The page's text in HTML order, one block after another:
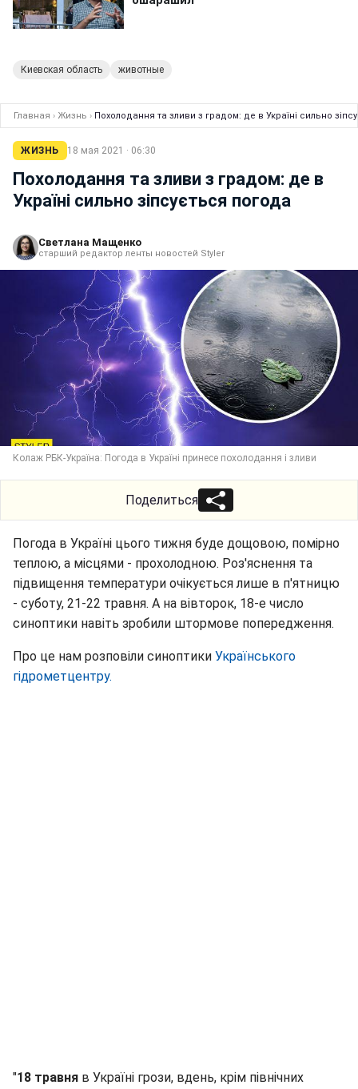
Киевская область животные
Главная › Жизнь › Похолодання та зливи з градом: де в Україні сильно
ЖИЗНЬ 18 мая 2021 · 06:30
Похолодання та зливи з градом: де в
Україні сильно зіпсується погода
Светлана Мащенко
старший редактор ленты новостей Styler
Колаж РБК-Україна: Погода в Україні принесе похолодання і зливи
Поделиться
Погода в Україні цього тижня буде дощовою, помірно
теплою, а місцями - прохолодною. Роз'яснення та
підвищення температури очікується лише в п'ятницю
- суботу, 21-22 травня. А на вівторок, 18-е число
синоптики навіть зробили штормове попередження.
Про це нам розповіли синоптики Українського
гідрометцентру.
"18 травня в Україні грози, вдень, крім північних